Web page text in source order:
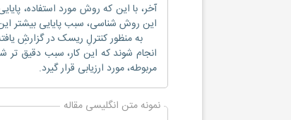
آخر، با این که روش مورد استفاده،
این روش شناسی، سبب پایایی بیشتر
به منظور کنترلِ ریسک در گزارشِ
انجام شوند که این کار، سبب دقیق تر
مربوطه، مورد ارزیابی قرار گیرد.
نمونه متن انگلیسی مقاله